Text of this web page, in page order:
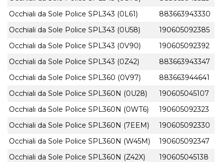
Occhiali da Sole Police SPL343 (0L61)
883663943330
Occhiali da Sole Police SPL343 (0U58)
190605092385
Occhiali da Sole Police SPL343 (0V90)
190605092392
Occhiali da Sole Police SPL343 (0Z42)
883663943347
Occhiali da Sole Police SPL360 (0V97)
883663944641
Occhiali da Sole Police SPL360N (0U28)
190605045107
Occhiali da Sole Police SPL360N (0WT6)
190605092323
Occhiali da Sole Police SPL360N (7EEM)
190605092330
Occhiali da Sole Police SPL360N (W45M)
190605092347
Occhiali da Sole Police SPL360N (Z42X)
190605045138